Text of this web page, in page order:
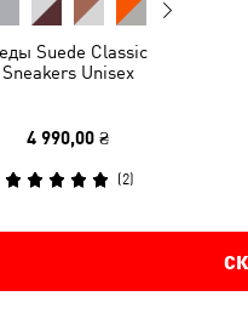
Suede Classic
Sneakers Unisex
4 990,00 ₴
(2)